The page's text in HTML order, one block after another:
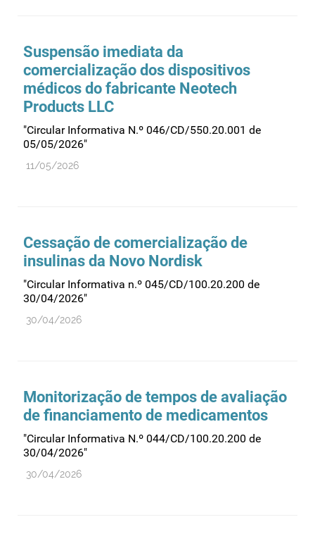
Suspensão imediata da
comercialização dos dispositivos
médicos do fabricante Neotech
Products LLC
"Circular Informativa N.º 046/CD/550.20.001 de
05/05/2026"
11/05/2026
Cessação de comercialização de
insulinas da Novo Nordisk
"Circular Informativa n.º 045/CD/100.20.200 de
30/04/2026"
30/04/2026
Monitorização de tempos de avaliação
de financiamento de medicamentos
"Circular Informativa N.º 044/CD/100.20.200 de
30/04/2026"
30/04/2026